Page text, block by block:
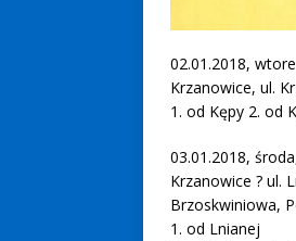
02.01.2018,
Krzanowice, ul.
1. od Kępy 2. od
03.01.2018,
Krzanowice ? ul.
Brzoskwiniowa,
1. od Lnianej